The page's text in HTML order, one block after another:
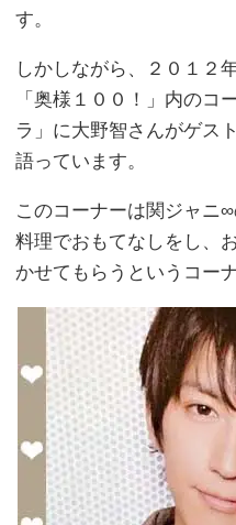
す。
しかしながら、２０１２
「奥様１００！」内のコ
ラ」に大野智さんがゲス
語っています。
このコーナーは関ジャニ
料理でおもてなしをし、
かせてもらうというコー